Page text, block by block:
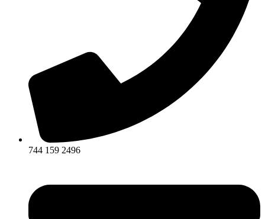
744 159 2496